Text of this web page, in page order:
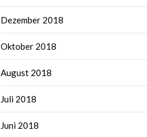
Dezember 2018
Oktober 2018
August 2018
Juli 2018
Juni 2018